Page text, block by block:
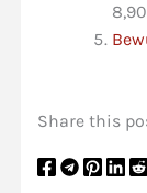
8,90
Share this